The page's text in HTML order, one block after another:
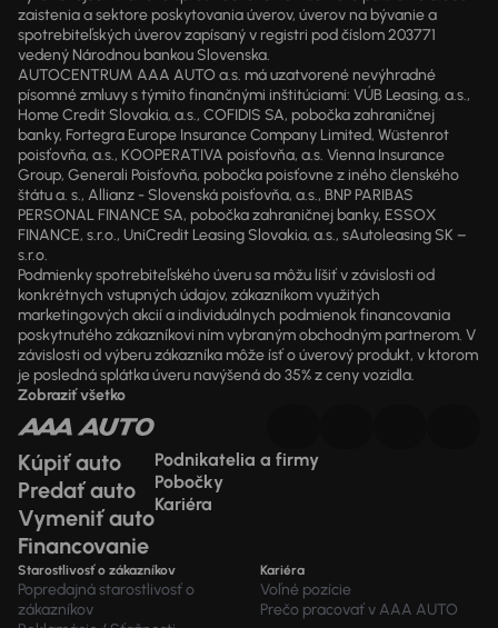
zaistenia a sektore poskytovania úverov, úverov na bývanie a
spotrebiteľských úverov zapísaný v registri pod číslom 203771
vedený Národnou bankou Slovenska.
AUTOCENTRUM AAA AUTO a.s. má uzatvorené nevýhradné
písomné zmluvy s týmito finančnými inštitúciami: VÚB Leasing, a.s.,
Home Credit Slovakia, a.s., COFIDIS SA, pobočka zahraničnej
banky, Fortegra Europe Insurance Company Limited, Wüstenrot
poisťovňa, a.s., KOOPERATIVA poisťovňa, a.s. Vienna Insurance
Group, Generali Poisťovňa, pobočka poisťovne z iného členského
štátu a. s., Allianz - Slovenská poisťovňa, a.s., BNP PARIBAS
PERSONAL FINANCE SA, pobočka zahraničnej banky, ESSOX
FINANCE, s.r.o., UniCredit Leasing Slovakia, a.s., sAutoleasing SK –
s.r.o.
Podmienky spotrebiteľského úveru sa môžu líšiť v závislosti od
konkrétnych vstupných údajov, zákazníkom využitých
marketingových akcií a individuálnych podmienok financovania
poskytnutého zákazníkovi ním vybraným obchodným partnerom. V
závislosti od výberu zákazníka môže ísť o úverový produkt, v ktorom
je posledná splátka úveru navýšená do 35% z ceny vozidla.
Zobraziť všetko
Kúpiť auto
Predať auto
Vymeniť auto
Financovanie
Podnikatelia a firmy
Pobočky
Kariéra
Starostlivosť o zákazníkov
Popredajná starostlivosť o
zákazníkov
Kariéra
Voľné pozície
Prečo pracovať v AAA AUTO